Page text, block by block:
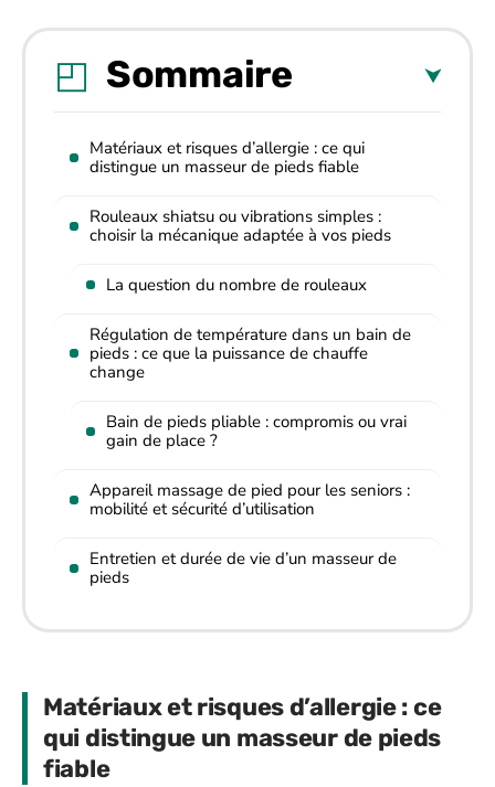
Sommaire
Matériaux et risques d’allergie : ce qui
distingue un masseur de pieds fiable
Rouleaux shiatsu ou vibrations simples :
choisir la mécanique adaptée à vos pieds
La question du nombre de rouleaux
Régulation de température dans un bain de
pieds : ce que la puissance de chauffe
change
Bain de pieds pliable : compromis ou vrai
gain de place ?
Appareil massage de pied pour les seniors :
mobilité et sécurité d’utilisation
Entretien et durée de vie d’un masseur de
pieds
Matériaux et risques d’allergie : ce
qui distingue un masseur de pieds
fiable